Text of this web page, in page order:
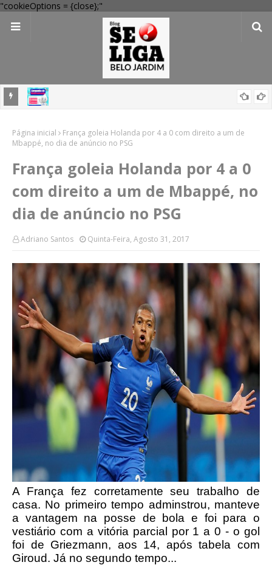
"cookieOptions = {close};"
adolescentes menores de 15 anos em todas as UBSs
Página inicial
França goleia Holanda por 4 a 0 com direito a um de
Mbappé, no dia de anúncio no PSG
França goleia Holanda por 4 a 0
com direito a um de Mbappé, no
dia de anúncio no PSG
Adriano Santos Quinta-Feira, Agosto 31, 2017
A França fez corretamente seu trabalho de
casa. No primeiro tempo adminstrou, manteve
a vantagem na posse de bola e foi para o
vestiário com a vitória parcial por 1 a 0 - o gol
foi de Griezmann, aos 14, após tabela com
Giroud. Já no segundo tempo...